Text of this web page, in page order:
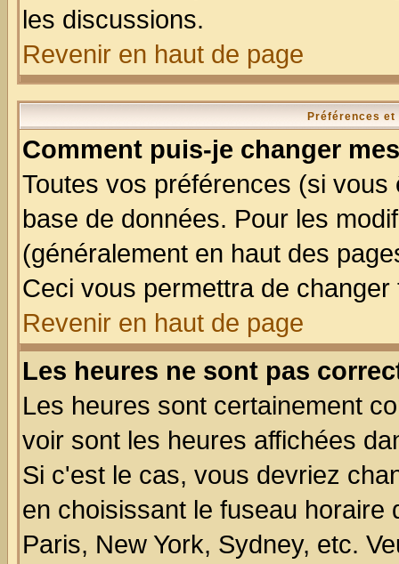
les discussions.
Revenir en haut de page
Préférences
Comment puis-je changer
Toutes vos préférences (si
base de données. Pour les
(généralement en haut des
Ceci vous permettra de
Revenir en haut de page
Les heures ne sont pas
Les heures sont certainement
voir sont les heures affichées
Si c'est le cas, vous devriez
en choisissant le fuseau
Paris, New York, Sydney, etc.